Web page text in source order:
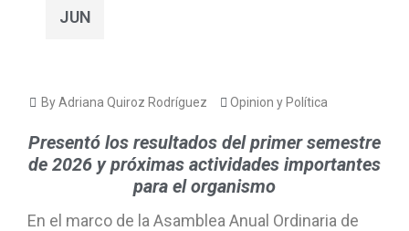
JUN
By Adriana Quiroz Rodríguez Opinion y Política
Presentó los resultados del primer semestre
de 2026 y próximas actividades importantes
para el organismo
En el marco de la Asamblea Anual Ordinaria de